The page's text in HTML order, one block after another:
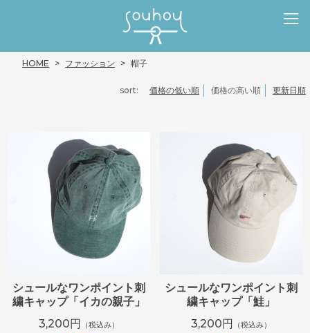
HOME ファッション 帽子
sort: 価格の低い順 価格の高い順 更新日順
シュールなワンポイント刺
繍キャップ「イカの親子」
3,200円
（税込み）
シュールなワンポイント刺
繍キャップ「鮭」
3,200円
（税込み）